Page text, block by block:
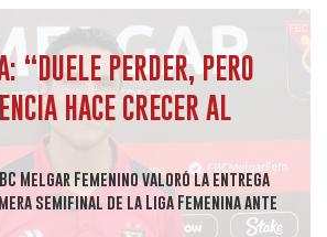
“DUELE PERDER, PERO
HACE CRECER AL
Melgar Femenino valoró la entrega
semifinal de la Liga Femenina ante